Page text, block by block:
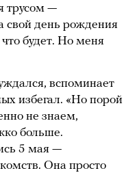
трусом —
свой день рождения
будет. Но меня
вспоминает
избегал. «Но порой
не знаем,
больше.
5 мая —
Она просто